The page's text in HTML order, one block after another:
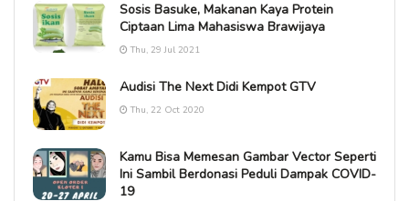
Sosis Basuke, Makanan Kaya Protein
Ciptaan Lima Mahasiswa Brawijaya
Thu, 29 Jul 2021
Audisi The Next Didi Kempot GTV
Thu, 22 Oct 2020
Kamu Bisa Memesan Gambar Vector Seperti
Ini Sambil Berdonasi Peduli Dampak COVID-
19